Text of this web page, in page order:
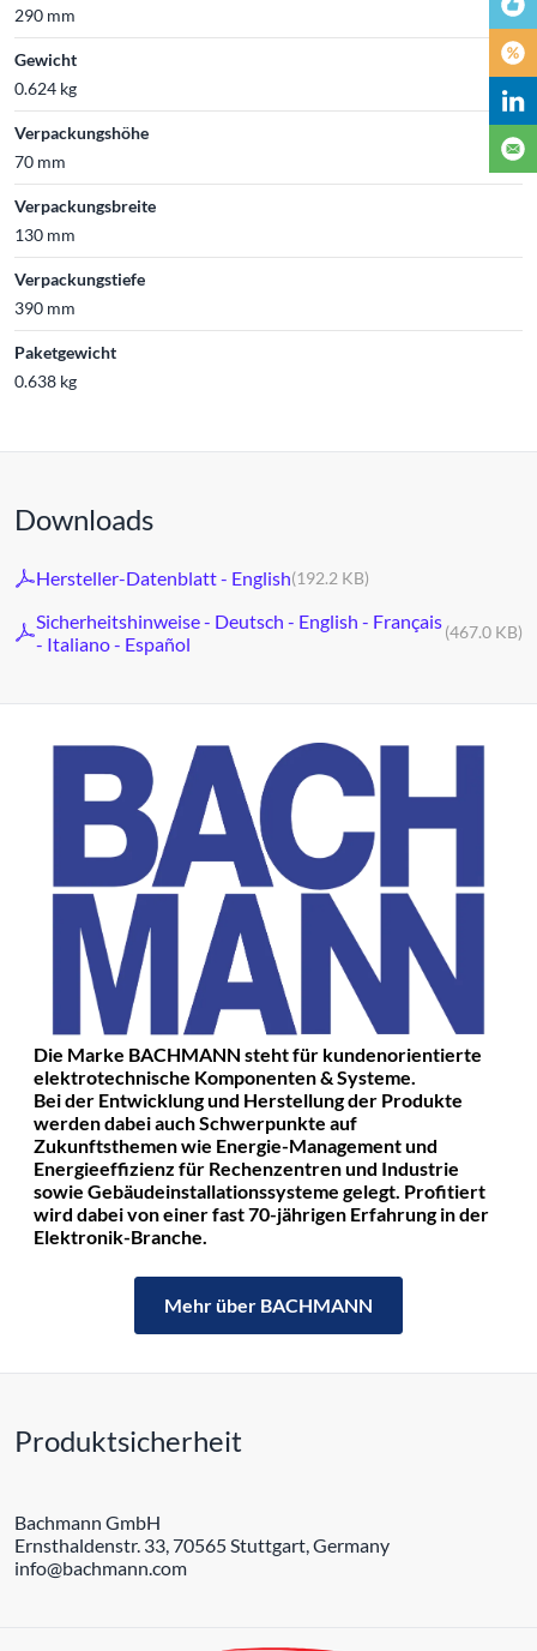
290 mm
Gewicht
0.624 kg
Verpackungshöhe
70 mm
Verpackungsbreite
130 mm
Verpackungstiefe
390 mm
Paketgewicht
0.638 kg
Downloads
Hersteller-Datenblatt - English(192.2 KB)
Sicherheitshinweise - Deutsch - English - Français
- Italiano - Español
(467.0 KB)
Die Marke BACHMANN steht für kundenorientierte
elektrotechnische Komponenten & Systeme.
Bei der Entwicklung und Herstellung der Produkte
werden dabei auch Schwerpunkte auf
Zukunftsthemen wie Energie-Management und
Energieeffizienz für Rechenzentren und Industrie
sowie Gebäudeinstallationssysteme gelegt. Profitiert
wird dabei von einer fast 70-jährigen Erfahrung in der
Elektronik-Branche.
Mehr über BACHMANN
Produktsicherheit
Bachmann GmbH
Ernsthaldenstr. 33, 70565 Stuttgart, Germany
info@bachmann.com